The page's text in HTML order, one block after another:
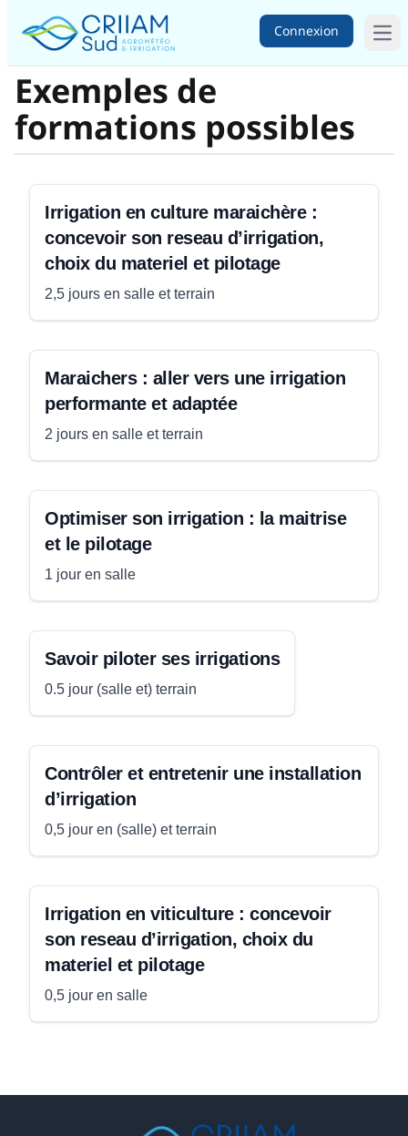
Connexion
Exemples de
formations possibles
Irrigation en culture maraichère :
concevoir son reseau d’irrigation,
choix du materiel et pilotage
2,5 jours en salle et terrain
Maraichers : aller vers une irrigation
performante et adaptée
2 jours en salle et terrain
Optimiser son irrigation : la maitrise
et le pilotage
1 jour en salle
Savoir piloter ses irrigations
0.5 jour (salle et) terrain
Contrôler et entretenir une installation
d’irrigation
0,5 jour en (salle) et terrain
Irrigation en viticulture : concevoir
son reseau d’irrigation, choix du
materiel et pilotage
0,5 jour en salle